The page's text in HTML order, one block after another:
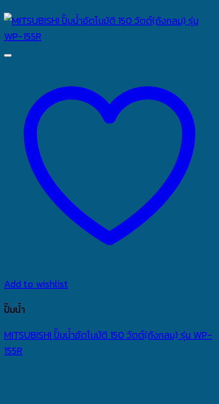
Add to wishlist
ปั๊มน้ำ
MITSUBISHI ปั๊มน้ำอัตโนมัติ 150 วัตต์(ถังกลม) รุ่น WP-
155R